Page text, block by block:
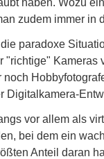
haben. Wozu
zudem immer in
paradoxe
Kameras
Digitalkamera-
vor allem als
bei dem ein
Anteil daran